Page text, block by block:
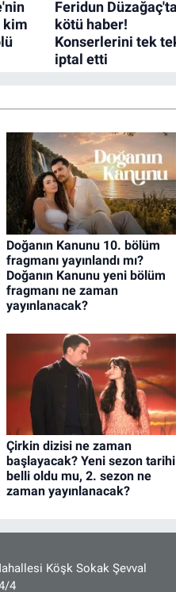
Doğanın Kanunu 10. bölüm
fragmanı yayınlandı mı?
Doğanın Kanunu yeni bölüm
fragmanı ne zaman
yayınlanacak?
Çirkin dizisi ne zaman
başlayacak? Yeni sezon tarihi
belli oldu mu, 2. sezon ne
zaman yayınlanacak?
Köşk Sokak Şevval
4